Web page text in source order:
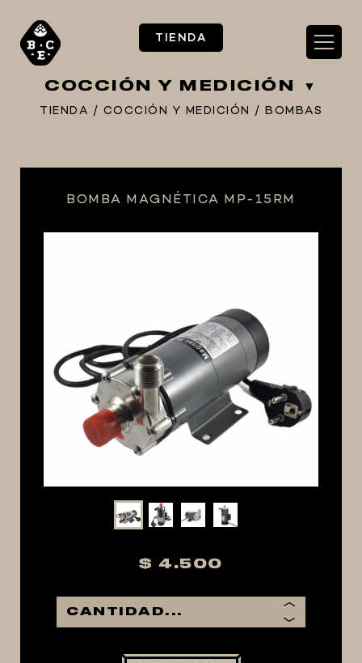
TIENDA
COCCIÓN Y MEDICIÓN
TIENDA / COCCIÓN Y MEDICIÓN / BOMBAS
**PIZZA STORE**
CARBONATACIÓN Y OXIGENACIÓN
MACERACIÓN Y FILTRADO
FERMENTACIÓN Y MADURADO
COCCIÓN Y MEDICIÓN
ENVASADO
GROWLERS
MALTAS
BOMBA MAGNÉTICA MP-15RM
$ 4.500